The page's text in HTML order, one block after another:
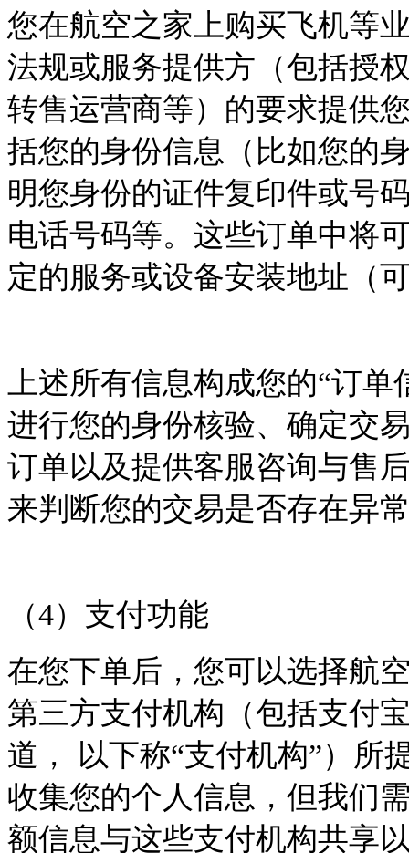
您在航空之家上购买飞机等
法规或服务提供方（包括授
转售运营商等）的要求提供
括您的身份信息（比如您的
明您身份的证件复印件或号
电话号码等。这些订单中将
定的服务或设备安装地址（
上述所有信息构成您的“订单
进行您的身份核验、确定交
订单以及提供客服咨询与售
来判断您的交易是否存在异
（4）支付功能
在您下单后，您可以选择航
第三方支付机构（包括支付
道，
以下称“支付机构”）所
收集您的个人信息，但我们
额信息与这些支付机构共享